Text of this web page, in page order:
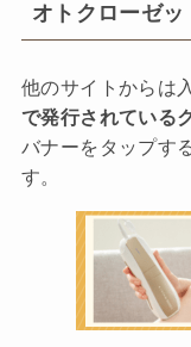
オトクローゼ
他のサイトからは
で発行されている
バナーをタップす
す。